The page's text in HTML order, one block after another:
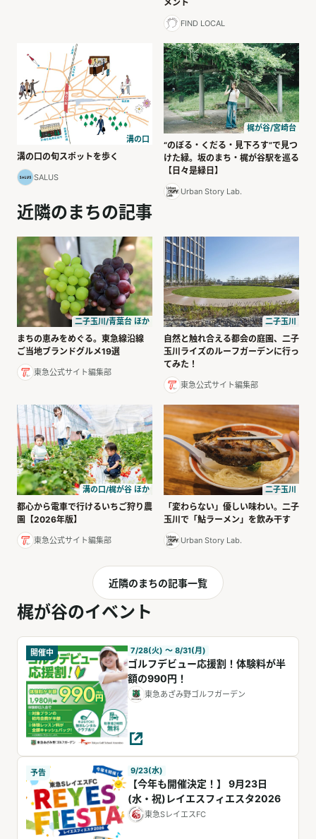
メント
FIND LOCAL
溝の口
溝の口の旬スポットを歩く
SALUS
梶が谷/宮崎台
“のぼる・くだる・見下ろす”で見つ
けた緑。坂のまち・梶が谷駅を巡る
【日々是緑日】
Urban Story Lab.
近隣のまちの記事
二子玉川/青葉台 ほか
まちの恵みをめぐる。東急線沿線
ご当地ブランドグルメ19選
東急公式サイト編集部
二子玉川
自然と触れ合える都会の庭園、二子
玉川ライズのルーフガーデンに行っ
てみた！
東急公式サイト編集部
溝の口/梶が谷 ほか
都心から電車で行けるいちご狩り農
園【2026年版】
東急公式サイト編集部
二子玉川
「変わらない」優しい味わい。二子
玉川で「鮎ラーメン」を飲み干す
Urban Story Lab.
近隣のまちの記事一覧
梶が谷のイベント
開催中 7/28(火) 〜 8/31(月)
ゴルフデビュー応援割！体験料が半
額の990円！
東急あざみ野ゴルフガーデン
予告 9/23(水)
【今年も開催決定！】 9月23日
(水・祝)レイエスフィエスタ2026
東急SレイエスFC